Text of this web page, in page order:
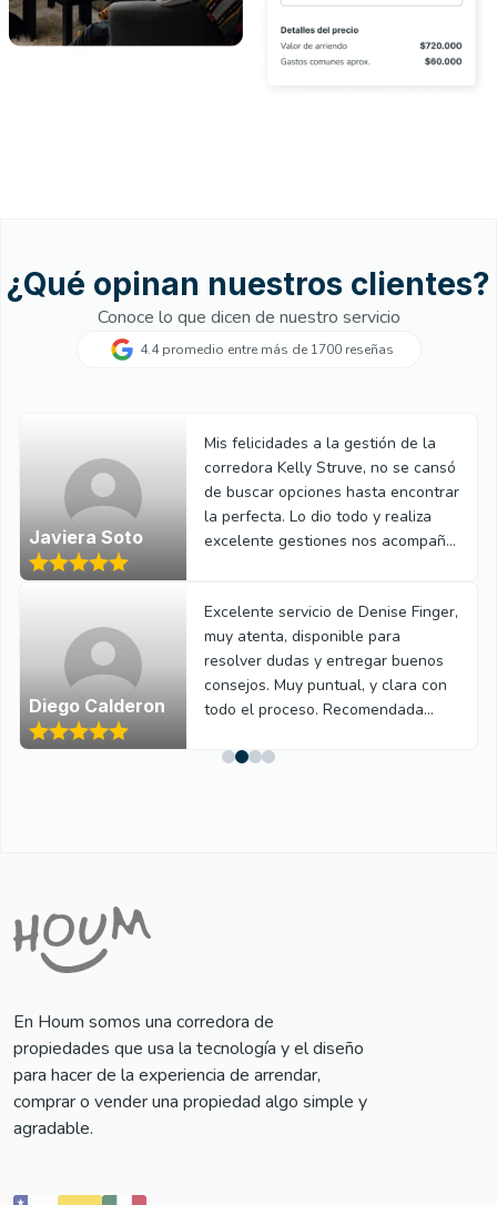
¿Qué opinan nuestros clientes?
Conoce lo que dicen de nuestro servicio
4.4 promedio entre más de 1700 reseñas
Javiera Soto
Mis felicidades a la gestión de la
corredora Kelly Struve, no se cansó
de buscar opciones hasta encontrar
la perfecta. Lo dio todo y realiza
excelente gestiones nos acompañó
Diego Calderon
Excelente servicio de Denise Finger,
muy atenta, disponible para
resolver dudas y entregar buenos
consejos. Muy puntual, y clara con
todo el proceso. Recomendada
En Houm somos una corredora de
propiedades que usa la tecnología y el diseño
para hacer de la experiencia de arrendar,
comprar o vender una propiedad algo simple y
agradable.